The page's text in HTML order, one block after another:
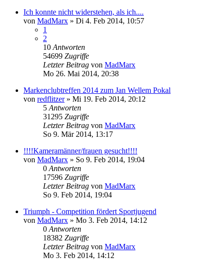
Ich konnte nicht widerstehen, als ich....
von MadMarx » Di 4. Feb 2014, 10:57
1
2
10 Antworten
54699 Zugriffe
Letzter Beitrag von MadMarx
Mo 26. Mai 2014, 20:38
Markenclubtreffen 2014 zum Jan Wellem Pokal
von redflitzer» Mi 19. Feb 2014, 20:12
5 Antworten
31295 Zugriffe
Letzter Beitrag von MadMarx
So 9. Mär 2014, 13:17
!!!!Kameramänner/frauen gesucht!!!!
von MadMarx » So 9. Feb 2014, 19:04
0 Antworten
17596 Zugriffe
Letzter Beitrag von MadMarx
So 9. Feb 2014, 19:04
Triumph - Competition fördert Sportjugend
von MadMarx » Mo 3. Feb 2014, 14:12
0 Antworten
18382 Zugriffe
Letzter Beitrag von MadMarx
Mo 3. Feb 2014, 14:12